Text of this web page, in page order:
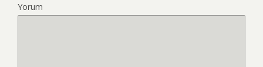
Yorum